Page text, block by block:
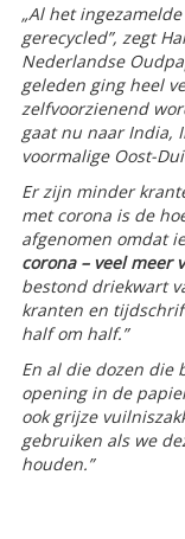
„Al het
gerecycled”, zegt
Nederlandse
geleden ging heel
zelfvoorzienend
gaat nu naar India,
voormalige Oost-
Er zijn minder
met corona is de
afgenomen omdat
corona – veel meer
bestond driekwart
kranten en
half om half.”
En al die dozen die
opening in de
ook grijze
gebruiken als we
houden.”